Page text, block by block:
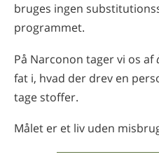
bruges ingen
programmet.
På Narconon tager vi os af
fat i, hvad der drev en
tage stoffer.
Målet er et liv uden